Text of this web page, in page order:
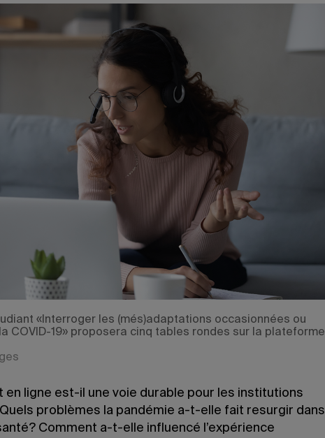
«Interroger les (més)adaptations occasionnées ou
COVID-19» proposera cinq tables rondes sur la plateforme
en ligne est-il une voie durable pour les institutions
problèmes la pandémie a-t-elle fait resurgir dans
Comment a-t-elle influencé l’expérience